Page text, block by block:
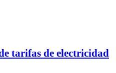
tarifas de electricidad